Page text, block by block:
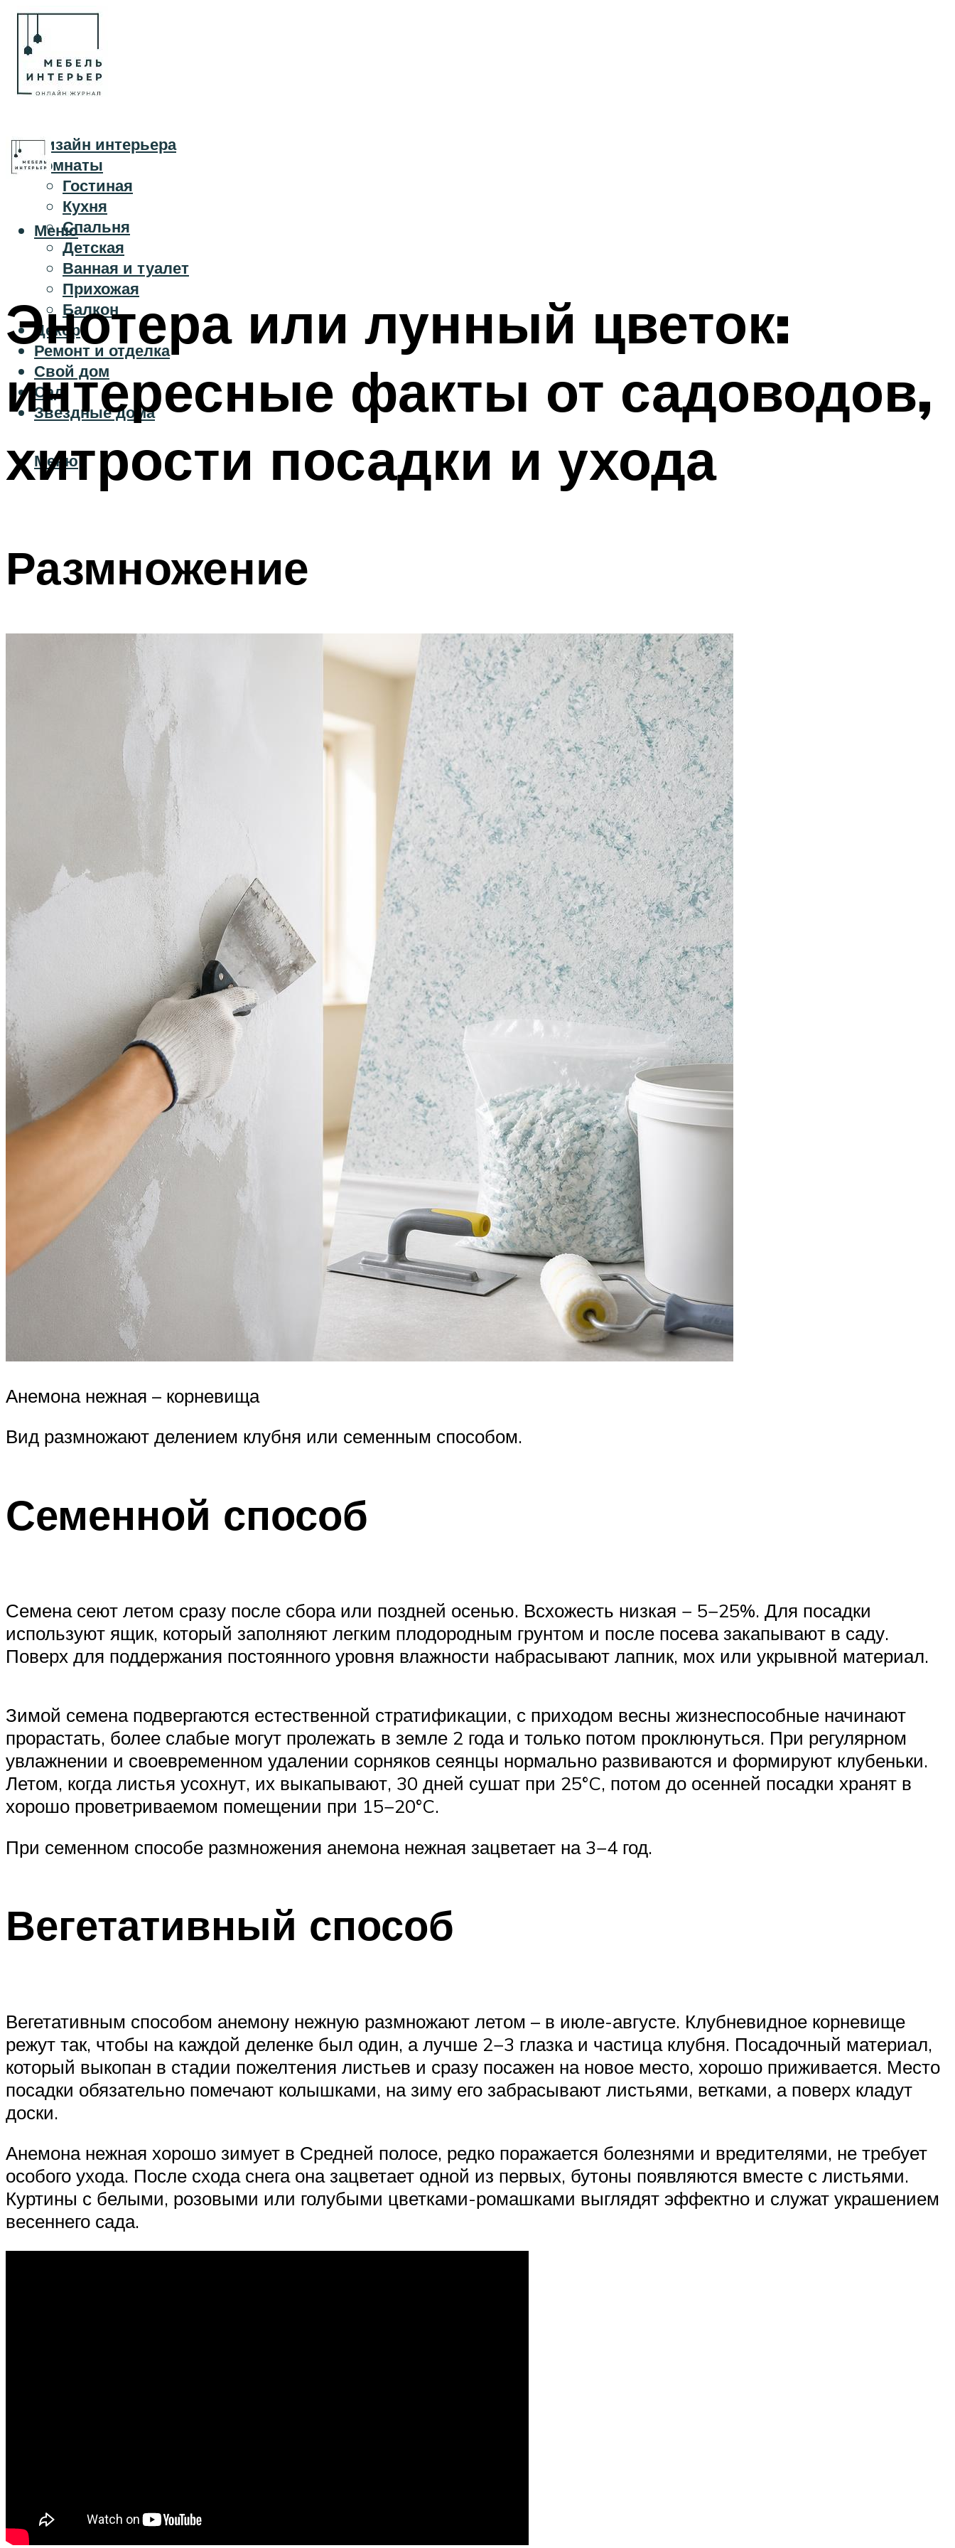
Дизайн интерьера
Комнаты
Гостиная
Кухня
Спальня
Детская
Ванная и туалет
Прихожая
Балкон
Декор
Ремонт и отделка
Свой дом
Сад
Звездные дома
Меню
Меню
Энотера или лунный цветок:
интересные факты от садоводов,
хитрости посадки и ухода
Размножение
Анемона нежная – корневища
Вид размножают делением клубня или семенным способом.
Семенной способ
Семена сеют летом сразу после сбора или поздней осенью. Всхожесть низкая − 5−25%. Для посадки
используют ящик, который заполняют легким плодородным грунтом и после посева закапывают в саду.
Поверх для поддержания постоянного уровня влажности набрасывают лапник, мох или укрывной материал.
Зимой семена подвергаются естественной стратификации, с приходом весны жизнеспособные начинают
прорастать, более слабые могут пролежать в земле 2 года и только потом проклюнуться. При регулярном
увлажнении и своевременном удалении сорняков сеянцы нормально развиваются и формируют клубеньки.
Летом, когда листья усохнут, их выкапывают, 30 дней сушат при 25°C, потом до осенней посадки хранят в
хорошо проветриваемом помещении при 15−20°C.
При семенном способе размножения анемона нежная зацветает на 3−4 год.
Вегетативный способ
Вегетативным способом анемону нежную размножают летом – в июле-августе. Клубневидное корневище
режут так, чтобы на каждой деленке был один, а лучше 2−3 глазка и частица клубня. Посадочный материал,
который выкопан в стадии пожелтения листьев и сразу посажен на новое место, хорошо приживается. Место
посадки обязательно помечают колышками, на зиму его забрасывают листьями, ветками, а поверх кладут
доски.
Анемона нежная хорошо зимует в Средней полосе, редко поражается болезнями и вредителями, не требует
особого ухода. После схода снега она зацветает одной из первых, бутоны появляются вместе с листьями.
Куртины с белыми, розовыми или голубыми цветками-ромашками выглядят эффектно и служат украшением
весеннего сада.